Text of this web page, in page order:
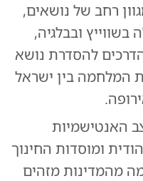
רחב של נושאים,
ובבלגיה,
להסדרת נושא
המלחמה בין ישראל
האנטישמיות
ומוסדות החינוך
מהמדינות מזהים